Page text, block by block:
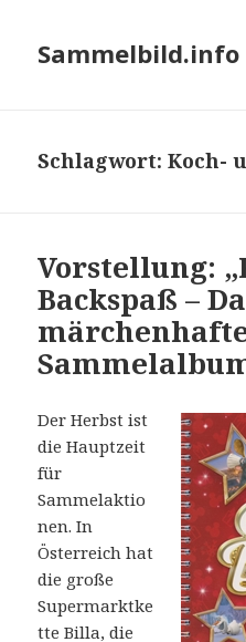
Sammelbild.info
Schlagwort:Koch-
Vorstellung:
Backspaß –
Der Herbst ist
die Hauptzeit
für
Sammelaktio
nen. In
Österreich hat
die große
Supermarktke
tte Billa, die